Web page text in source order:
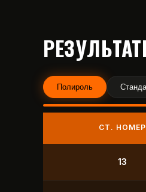
Полироль
СТ. НОМЕР
9